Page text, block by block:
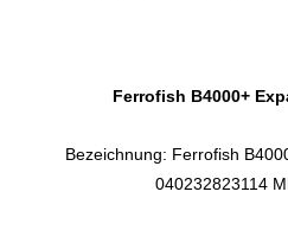
Ferrofish B4000+
Bezeichnung: Ferrofish
040232823114